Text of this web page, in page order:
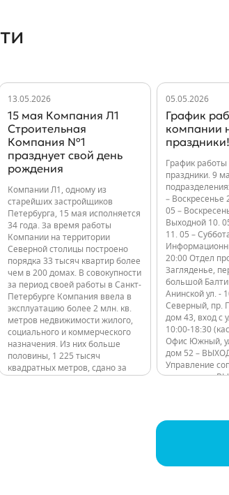
13.05.2026
15 мая Компания Л1
Строительная
Компания №1
празднует свой день
рождения
Компании Л1, одному из
старейших застройщиков
Петербурга, 15 мая исполняется
34 года. За время работы
Компании на территории
Северной столицы построено
порядка 33 тысяч квартир более
чем в 200 домах. В совокупности
за период своей работы в Санкт-
Петербурге Компания ввела в
эксплуатацию более 2 млн. кв.
метров недвижимости жилого,
социального и коммерческого
назначения. Из них больше
половины, 1 225 тысяч
квадратных метров, сдано за
05.05.2026
График
компании
праздники!
График работы
праздники. 9
– Воскресенье
05 –
Выходной 10.
11. 05 –
20:00 Отдел
Загляденье,
большой
Анинской ул. -
Северный, пр.
дом 43, вход с
10:00-18:30
Офис Южный,
дом 52 –
Управление
договоров –